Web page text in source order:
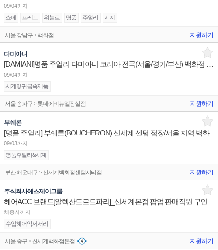
09/04까지
쇼메 프레드 위블로 명품 주얼리 시계
서울 강남구 > 백화점 지원하기
다미아니
[DAMIANI]명품 주얼리 다미아니 코리아 전국(서울/경기/부산) 백화점 부점장/판매사원 채용
09/04까지
시계및귀금속제품
서울 송파구 > 롯데에비뉴엘잠실점 지원하기
부쉐론
[명품 주얼리] 부쉐론(BOUCHERON) 신세계 센텀 점장/서울 지역 백화점 판매사원 채용
09/03까지
명품쥬얼리&시계
부산 해운대구 > 신세계백화점센텀시티점 지원하기
주식회사에스제이그룹
헤어ACC 브랜드[알렉산드르드파리]_신세계본점 팝업 판매직원 구인
채용시까지
수입헤어악세서리
서울 중구 > 신세계백화점본점 지원하기